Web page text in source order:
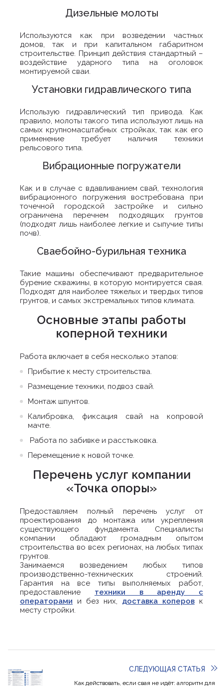
Дизельные молоты
Используются как при возведении частных
домов, так и при капитальном габаритном
строительстве. Принцип действия стандартный –
воздействие ударного типа на оголовок
монтируемой сваи.
Установки гидравлического типа
Использую гидравлический тип привода. Как
правило, молоты такого типа используют лишь на
самых крупномасштабных стройках, так как его
применение требует наличия техники
рельсового типа.
Вибрационные погружатели
Как и в случае с вдавливанием свай, технология
вибрационного погружения востребована при
точечной городской застройке и сильно
ограничена перечнем подходящих грунтов
(подходят лишь наиболее легкие и сыпучие типы
почв).
Сваебойно-бурильная техника
Такие машины обеспечивают предварительное
бурение скважины, в которую монтируется свая.
Подходят для наиболее тяжелых и твердых типов
грунтов, и самых экстремальных типов климата.
Основные этапы работы
коперной техники
Работа включает в себя несколько этапов:
Прибытие к месту строительства.
Размещение техники, подвоз свай.
Монтаж шпунтов.
Калибровка, фиксация свай на копровой
мачте.
Работа по забивке и расстыковка.
Перемещение к новой точке.
Перечень услуг компании
«Точка опоры»
Предоставляем полный перечень услуг от
проектирования до монтажа или укрепления
существующего фундамента. Специалисты
компании обладают громадным опытом
строительства во всех регионах, на любых типах
грунтов.
Занимаемся возведением любых типов
производственно-технических строений.
Гарантия на все типы выполняемых работ,
предоставление
техники в аренду с
операторами и без них, доставка коперов к
месту стройки.
СЛЕДУЮЩАЯ СТАТЬЯ
Как действовать, если свая не идёт: алгоритм для